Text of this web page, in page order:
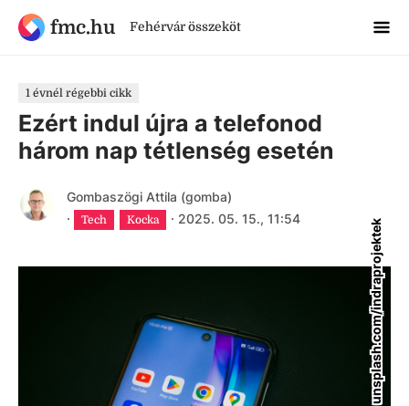
fmc.hu Fehérvár összeköt
1 évnél régebbi cikk
Ezért indul újra a telefonod
három nap tétlenség esetén
Gombaszögi Attila (gomba)
·
Tech Kocka · 2025. 05. 15., 11:54 unsplash.com/indraprojektek